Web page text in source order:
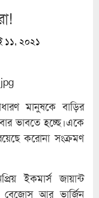
১১, ২০২১
মানুষকে বাড়ির
ভাবতে হচ্ছে।একে
করোনা সংক্রমণ
ইকমার্স জায়ান্ট
বেজোস আর ভার্জিন